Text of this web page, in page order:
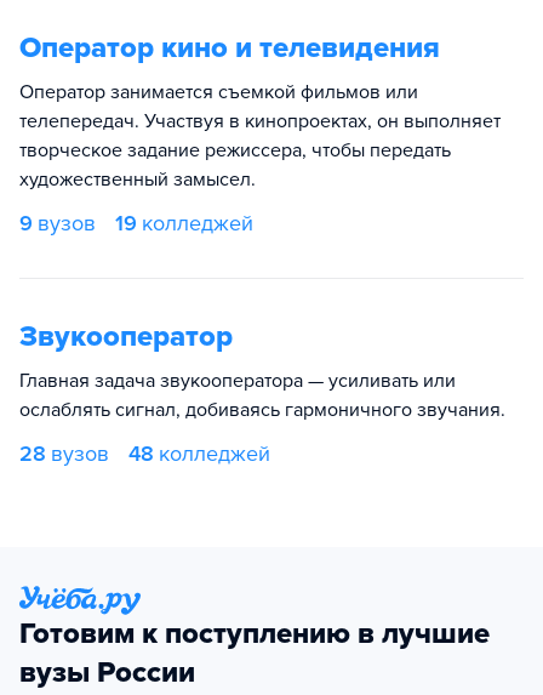
Оператор кино и телевидения
Оператор занимается съемкой фильмов или
телепередач. Участвуя в кинопроектах, он выполняет
творческое задание режиссера, чтобы передать
художественный замысел.
9 вузов 19 колледжей
Звукооператор
Главная задача звукооператора — усиливать или
ослаблять сигнал, добиваясь гармоничного звучания.
28 вузов 48 колледжей
Готовим к поступлению в лучшие
вузы России